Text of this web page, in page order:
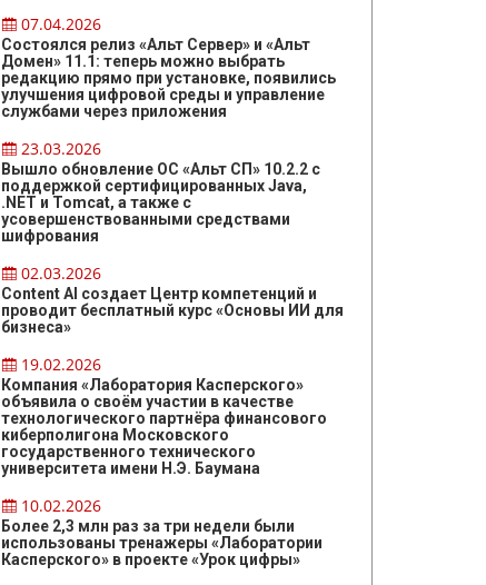
07.04.2026
Состоялся релиз «Альт Сервер» и «Альт
Домен» 11.1: теперь можно выбрать
редакцию прямо при установке, появились
улучшения цифровой среды и управление
службами через приложения
23.03.2026
Вышло обновление ОС «Альт СП» 10.2.2 с
поддержкой сертифицированных Java,
.NET и Tomcat, а также с
усовершенствованными средствами
шифрования
02.03.2026
Content AI создает Центр компетенций и
проводит бесплатный курс «Основы ИИ для
бизнеса»
19.02.2026
Компания «Лаборатория Касперского»
объявила о своём участии в качестве
технологического партнёра финансового
киберполигона Московского
государственного технического
университета имени Н.Э. Баумана
10.02.2026
Более 2,3 млн раз за три недели были
использованы тренажеры «Лаборатории
Касперского» в проекте «Урок цифры»